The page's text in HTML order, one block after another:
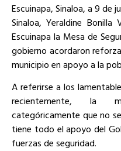
Escuinapa, Sinaloa, a 9 de
Sinaloa, Yeraldine
Escuinapa la Mesa de
gobierno acordaron
municipio en apoyo a la
A referirse a los
recientemente, la
categóricamente que no
tiene todo el apoyo del
fuerzas de seguridad.